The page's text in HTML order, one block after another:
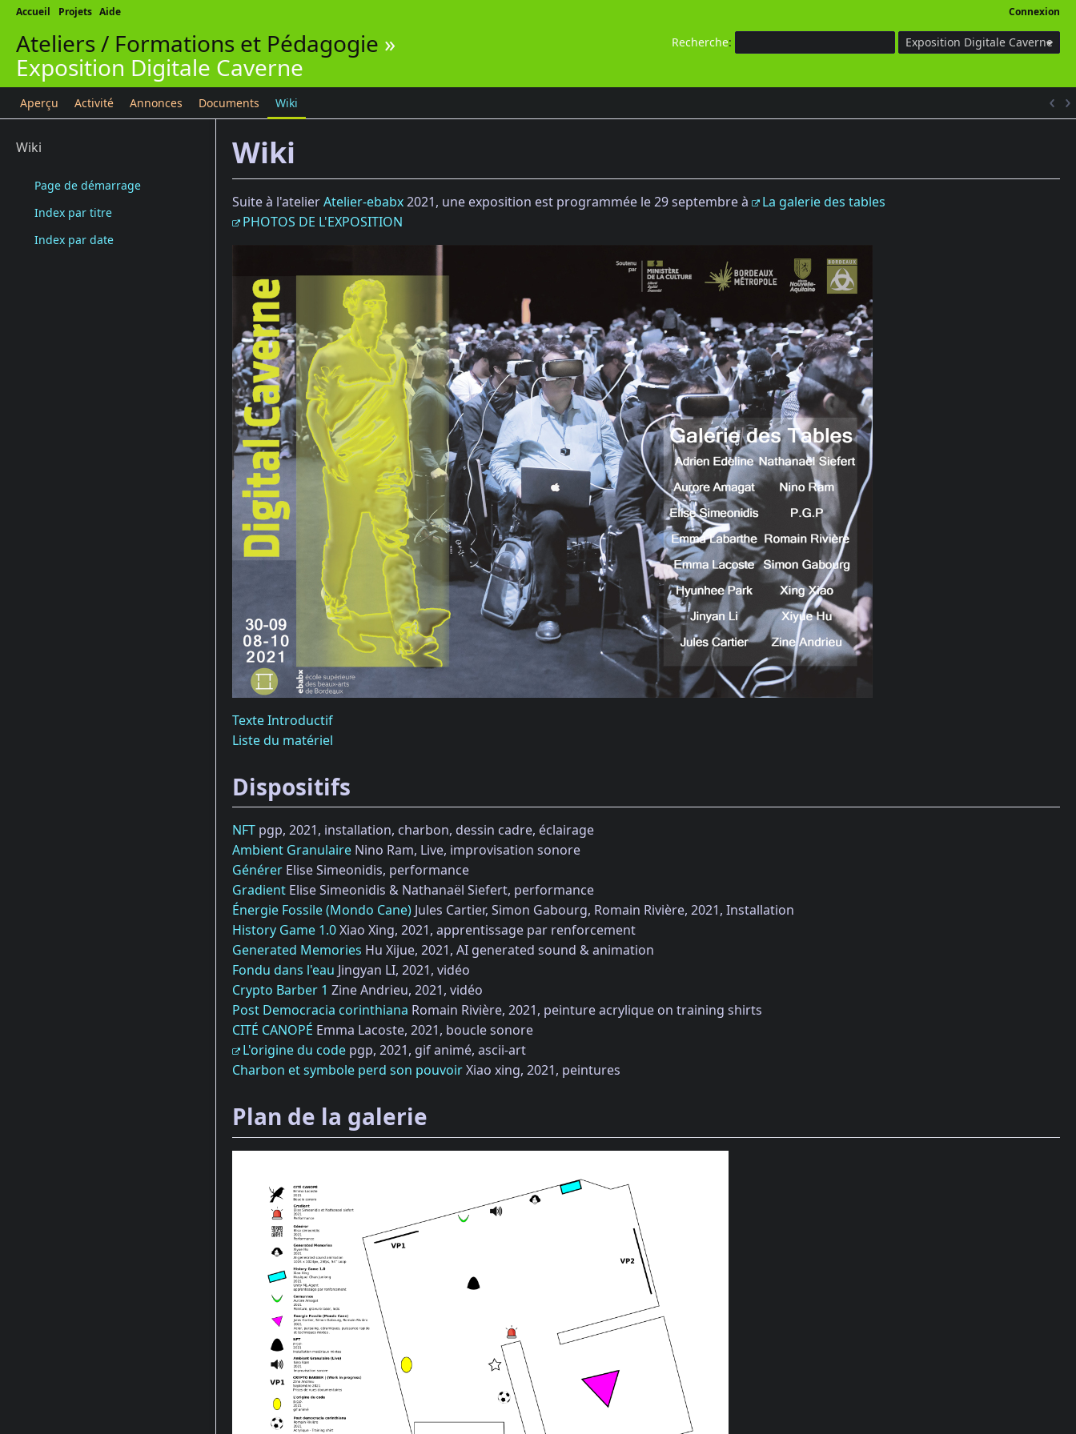
Connexion
Accueil Projets Aide
Recherche: Exposition Digitale Caverne
Ateliers / Formations et Pédagogie »
Exposition Digitale Caverne
Aperçu Activité Annonces Documents Wiki
Wiki
Page de démarrage
Index par titre
Index par date
Wiki
Suite à l'atelierAtelier-ebabx2021, une exposition est programmée le 29 septembre à
La galerie des tables
PHOTOS DE L'EXPOSITION
Texte Introductif
Liste du matériel
Dispositifs
NFT pgp, 2021, installation, charbon, dessin cadre, éclairage
Ambient Granulaire Nino Ram, Live, improvisation sonore
Générer Elise Simeonidis, performance
Gradient Elise Simeonidis & Nathanaël Siefert, performance
Énergie Fossile (Mondo Cane) Jules Cartier, Simon Gabourg, Romain Rivière, 2021, Installation
History Game 1.0Xiao Xing, 2021, apprentissage par renforcement
Generated Memories Hu Xijue, 2021, AI generated sound & animation
Fondu dans l'eau Jingyan LI, 2021, vidéo
Crypto Barber 1 Zine Andrieu, 2021, vidéo
Post Democracia corinthiana Romain Rivière, 2021, peinture acrylique on training shirts
CITÉ CANOPÉ Emma Lacoste, 2021, boucle sonore
L'origine du code pgp, 2021, gif animé, ascii-art
Charbon et symbole perd son pouvoirXiao xing, 2021, peintures
Plan de la galerie